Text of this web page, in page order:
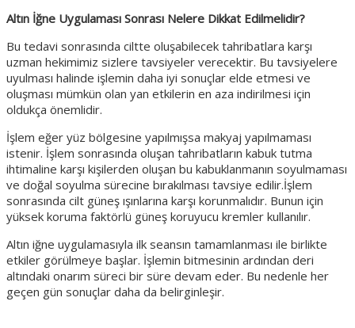
Altın İğne Uygulaması Sonrası Nelere Dikkat Edilmelidir?
Bu tedavi sonrasında ciltte oluşabilecek tahribatlara karşı
uzman hekimimiz sizlere tavsiyeler verecektir. Bu tavsiyelere
uyulması halinde işlemin daha iyi sonuçlar elde etmesi ve
oluşması mümkün olan yan etkilerin en aza indirilmesi için
oldukça önemlidir.
İşlem eğer yüz bölgesine yapılmışsa makyaj yapılmaması
istenir. İşlem sonrasında oluşan tahribatların kabuk tutma
ihtimaline karşı kişilerden oluşan bu kabuklanmanın soyulmaması
ve doğal soyulma sürecine bırakılması tavsiye edilir.İşlem
sonrasında cilt güneş ışınlarına karşı korunmalıdır. Bunun için
yüksek koruma faktörlü güneş koruyucu kremler kullanılır.
Altın iğne uygulamasıyla ilk seansın tamamlanması ile birlikte
etkiler görülmeye başlar. İşlemin bitmesinin ardından deri
altındaki onarım süreci bir süre devam eder. Bu nedenle her
geçen gün sonuçlar daha da belirginleşir.